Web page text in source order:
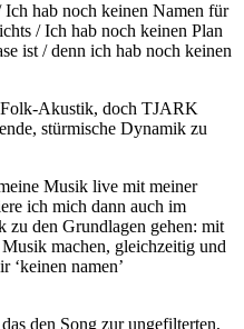
hab noch keinen Namen für
/ Ich hab noch keinen Plan
ist / denn ich hab noch keinen
Akustik, doch TJARK
stürmische Dynamik zu
Musik live mit meiner
ich mich dann auch im
zu den Grundlagen gehen: mit
machen, gleichzeitig und
‘keinen namen’
den Song zur ungefilterten,